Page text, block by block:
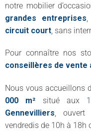
notre mobilier
grandes entreprises
circuit court , sans
Pour connaître nos
conseillères de vente
Nous vous accueillons
000 m² situé aux
Gennevilliers, ouvert
vendredis de 10h à 18h